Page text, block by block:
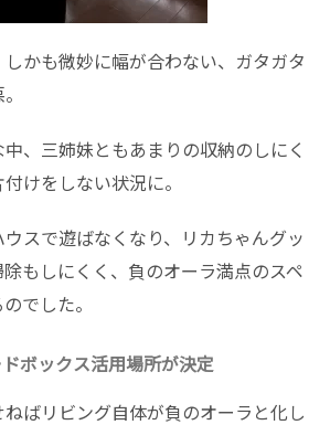
かも微妙に幅が合わない、ガタガタ
、三姉妹ともあまりの収納のしにく
けをしない状況に。
ウスで遊ばなくなり、リカちゃんグッ
もしにくく、負のオーラ満点のスペ
でした。
ボックス活用場所が決定
ばリビング自体が負のオーラと化し